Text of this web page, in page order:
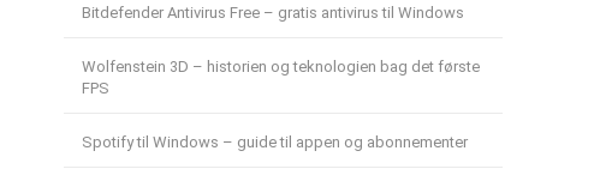
Bitdefender Antivirus Free – gratis antivirus til Windows
Wolfenstein 3D – historien og teknologien bag det første
FPS
Spotify til Windows – guide til appen og abonnementer